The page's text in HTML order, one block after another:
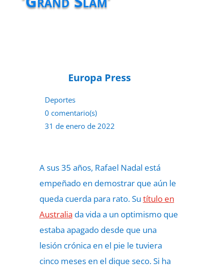
Europa Press
Deportes
0 comentario(s)
31 de enero de 2022
A sus 35 años, Rafael Nadal está
empeñado en demostrar que aún le
queda cuerda para rato. Su título en
Australia da vida a un optimismo que
estaba apagado desde que una
lesión crónica en el pie le tuviera
cinco meses en el dique seco. Si ha